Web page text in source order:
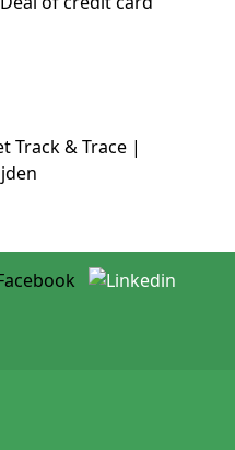
Track & Trace |